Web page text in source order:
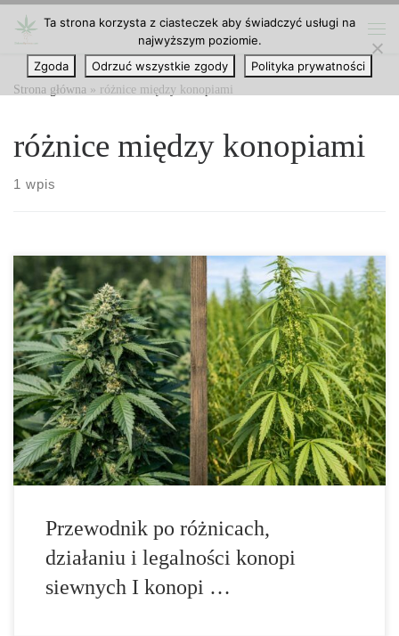
Przejdź do treści
Strona główna » różnice między konopiami
różnice między konopiami
1 wpis
Konopie siewne vs konopie indyjskie – pełne porównanie, różnice
i praktyczne zastosowania Konopie to rośliny o niezwykle
szerokim wachlarzu zastosowań, obecne w kulturze człowieka od
bardzo dawna. Współczesna rozmowa o konopiach bywa jednak
zaskakująco nieuporządkowana, bo w potocznych określeniach
miesza się botanika, prawo, rynek oraz skojarzenia związane z
działaniem psychoaktywnym. […]
Przewodnik po różnicach,
działaniu i legalności konopi
siewnych I konopi …
Ta strona korzysta z ciasteczek aby świadczyć usługi na
najwyższym poziomie.
Zgoda
Odrzuć wszystkie zgody Polityka prywatności